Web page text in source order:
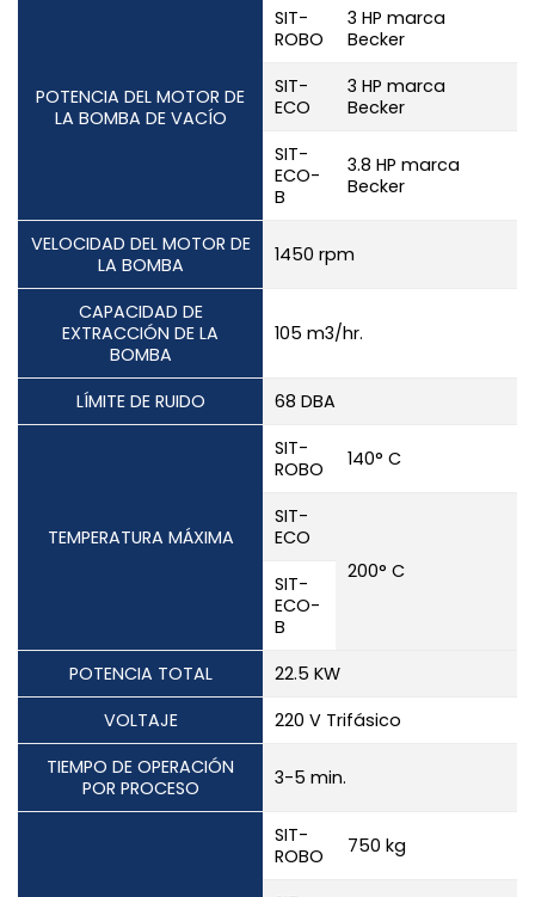
POTENCIA DEL MOTOR DE
LA BOMBA DE VACÍO
SIT-
ROBO
3 HP marca
Becker
SIT-
ECO
3 HP marca
Becker
SIT-
ECO-
B
3.8 HP marca
Becker
VELOCIDAD DEL MOTOR DE
LA BOMBA
1450 rpm
CAPACIDAD DE
EXTRACCIÓN DE LA
BOMBA
105 m3/hr.
LÍMITE DE RUIDO 68 DBA
TEMPERATURA MÁXIMA
SIT-
ROBO
140° C
SIT-
ECO
200° C
SIT-
ECO-
B
POTENCIA TOTAL
22.5 KW
VOLTAJE
220 V Trifásico
TIEMPO DE OPERACIÓN
POR PROCESO
3-5 min.
SIT-
ROBO
750 kg